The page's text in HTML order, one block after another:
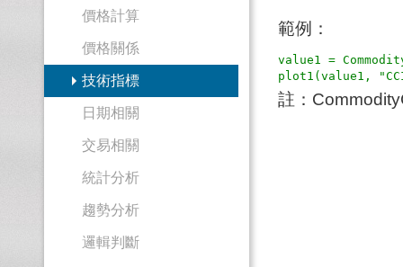
價格計算
價格關係
技術指標
日期相關
交易相關
統計分析
趨勢分析
邏輯判斷
範例：
value1 =
註：